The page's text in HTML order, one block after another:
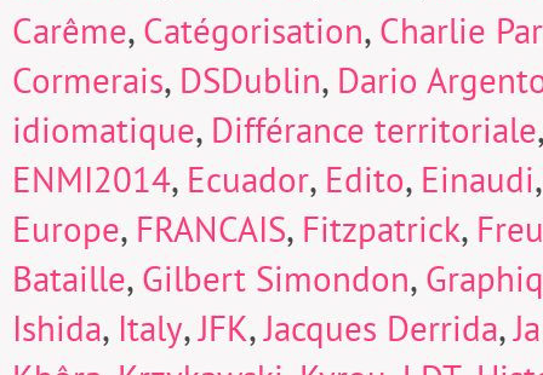
Carême, Catégorisation, Charlie
Cormerais, DSDublin, Dario
idiomatique, Différance territoriale
ENMI2014, Ecuador, Edito, Einaudi
Europe, FRANCAIS, Fitzpatrick,
Bataille, Gilbert Simondon,
Ishida, Italy,JFK,Jacques Derrida,